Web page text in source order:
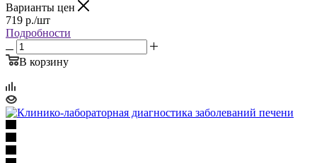
Варианты цен
719 р./шт
Подробности
В корзину